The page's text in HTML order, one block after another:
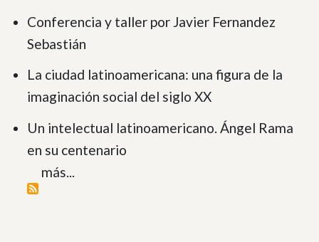
Conferencia y taller por Javier Fernandez
Sebastián
La ciudad latinoamericana: una figura de la
imaginación social del siglo XX
Un intelectual latinoamericano. Ángel Rama
en su centenario
más...